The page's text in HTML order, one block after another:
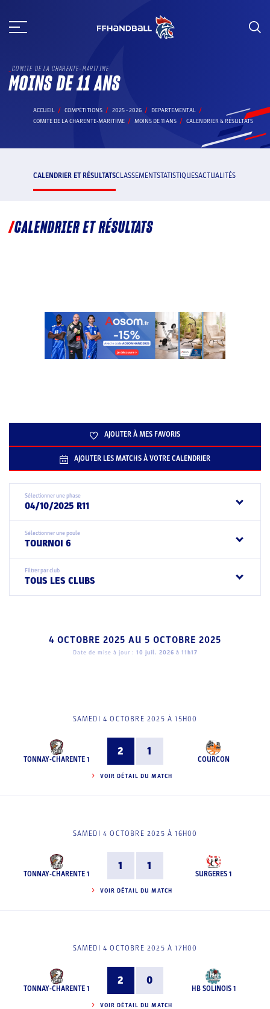
au
COMITE DE LA CHARENTE-MARITIME
MOINS DE 11 ANS
ACCUEIL COMPÉTITIONS 2025 - 2026
DEPARTEMENTAL
COMITE DE LA CHARENTE-MARITIME
MOINS DE 11 ANS CALENDRIER & RÉSULTATS
CALENDRIER ET RÉSULTATSCLASSEMENTSTATISTIQUESACTUALITÉS
CALENDRIER ET RÉSULTATS
AJOUTER À MES FAVORIS
AJOUTER LES MATCHS À VOTRE CALENDRIER
Sélectionner une phase
04/10/2025 R11
Sélectionner une poule
TOURNOI 6
Filtrer par club
TOUS LES CLUBS
4 OCTOBRE 2025 AU 5 OCTOBRE 2025
Date de mise à jour : 10 juil. 2026 à 11h17
SAMEDI 4 OCTOBRE 2025 À 15H00
TONNAY-CHARENTE 1
2 1
COURCON
VOIR DÉTAIL DU MATCH
SAMEDI 4 OCTOBRE 2025 À 16H00
TONNAY-CHARENTE 1
1 1
SURGERES 1
VOIR DÉTAIL DU MATCH
SAMEDI 4 OCTOBRE 2025 À 17H00
TONNAY-CHARENTE 1
2 0
HB SOLINOIS 1
VOIR DÉTAIL DU MATCH